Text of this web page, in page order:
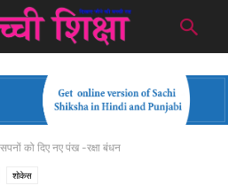
को दिए नए पंख -रक्षा बंधन
शोकेस